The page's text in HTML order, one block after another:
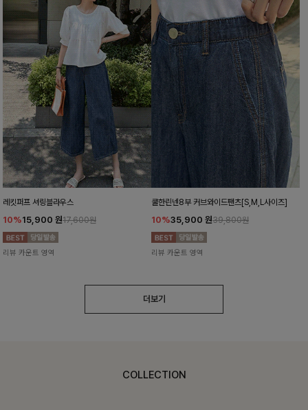
레킷퍼프 셔링블라우스
10%15,900 원17,600원
리뷰 카운트 영역
쿨한린넨8부 커브와이드팬츠[S,M,L사이즈]
10%35,900 원39,800원
리뷰 카운트 영역
더보기
COLLECTION